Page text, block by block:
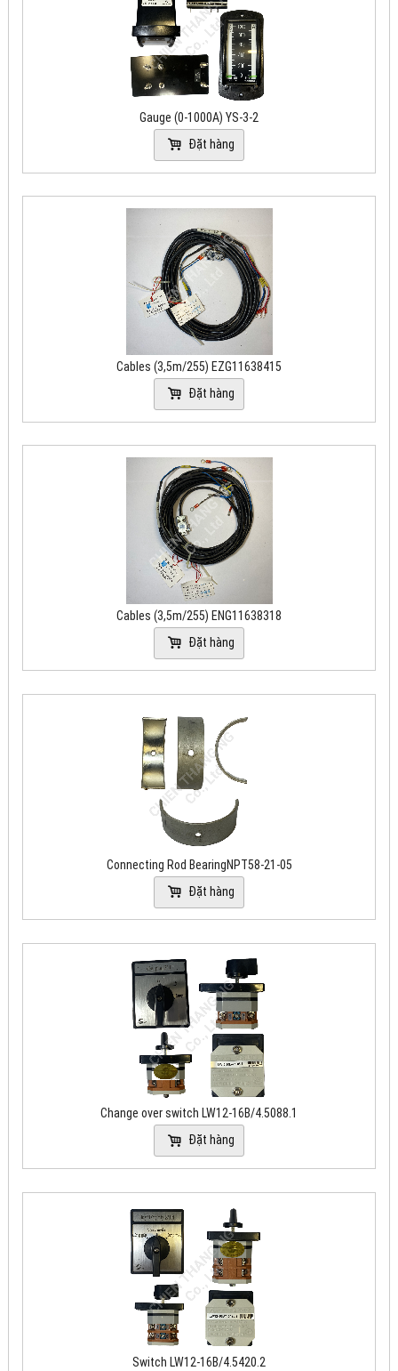
Gauge (0-1000A) YS-3-2
Đặt hàng
Cables (3,5m/255) EZG11638415
Đặt hàng
Cables (3,5m/255) ENG11638318
Đặt hàng
Connecting Rod BearingNPT58-21-05
Đặt hàng
Change over switch LW12-16B/4.5088.1
Đặt hàng
Switch LW12-16B/4.5420.2